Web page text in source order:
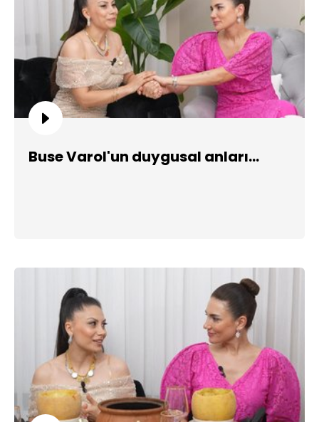
Buse Varol'un duygusal anları...